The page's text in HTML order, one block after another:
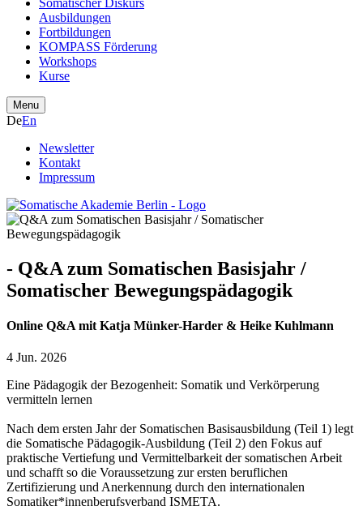
Somatischer Diskurs
Ausbildungen
Fortbildungen
KOMPASS Förderung
Workshops
Kurse
Menu
DeEn
Newsletter
Kontakt
Impressum
- Q&A zum Somatischen Basisjahr /
Somatischer Bewegungspädagogik
Online Q&A mit Katja Münker-Harder & Heike Kuhlmann
4 Jun. 2026
Eine Pädagogik der Bezogenheit: Somatik und Verkörperung
vermitteln lernen
Nach dem ersten Jahr der Somatischen Basisausbildung (Teil 1) legt
die Somatische Pädagogik-Ausbildung (Teil 2) den Fokus auf
praktische Vertiefung und Vermittelbarkeit der somatischen Arbeit
und schafft so die Voraussetzung zur ersten beruflichen
Zertifizierung und Anerkennung durch den internationalen
Somatiker*innenberufsverband ISMETA.